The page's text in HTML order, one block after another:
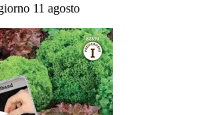
11 agosto